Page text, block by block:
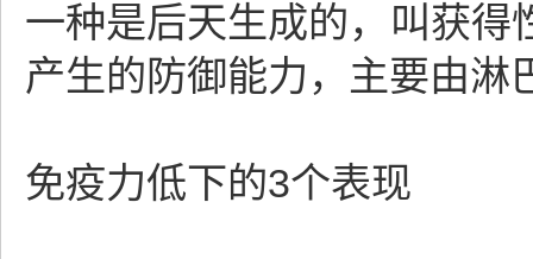
一种是后天生成的，叫获得
产生的防御能力，主要由淋
免疫力低下的3个表现